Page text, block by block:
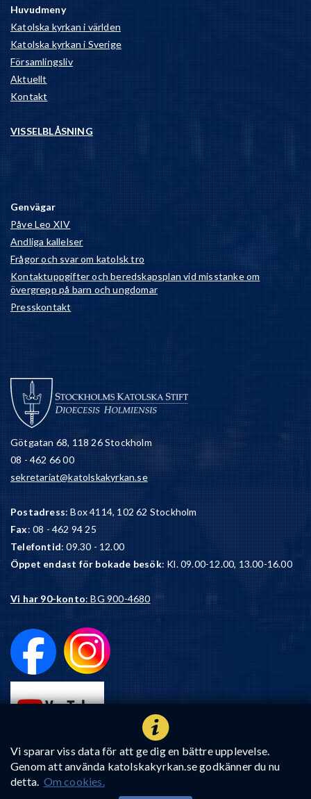
Vi sparar viss data för att ge dig en bättre upplevelse.
Genom att använda katolskakyrkan.se godkänner du nu
detta. Om cookies.
Huvudmeny
Katolska kyrkan i världen
Katolska kyrkan i Sverige
Församlingsliv
Aktuellt
Kontakt
VISSELBLÅSNING
Genvägar
Påve Leo XIV
Andliga kallelser
Frågor och svar om katolsk tro
Kontaktuppgifter och beredskapsplan vid misstanke om
övergrepp på barn och ungdomar
Presskontakt
Götgatan 68, 118 26 Stockholm
08 - 462 66 00
sekretariat@katolskakyrkan.se
Postadress: Box 4114, 102 62 Stockholm
Fax: 08 - 462 94 25
Telefontid: 09.30 - 12.00
Öppet endast för bokade besök: Kl. 09.00-12.00, 13.00-16.00
Vi har 90-konto: BG 900-4680